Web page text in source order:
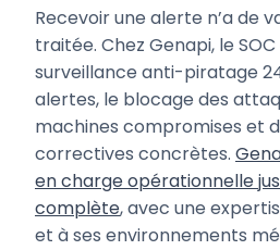
Recevoir une alerte n’a de
traitée. Chez Genapi, le
surveillance anti-piratage
alertes, le blocage des
machines compromises et
correctives concrètes.
en charge opérationnelle
complète, avec une
et à ses environnements